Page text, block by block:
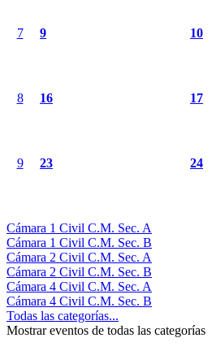
7 9 10
8 16 17
9 23 24
Cámara 1 Civil C.M. Sec. A
Cámara 1 Civil C.M. Sec. B
Cámara 2 Civil C.M. Sec. A
Cámara 2 Civil C.M. Sec. B
Cámara 4 Civil C.M. Sec. A
Cámara 4 Civil C.M. Sec. B
Todas las categorías...
Mostrar eventos de todas las categorías